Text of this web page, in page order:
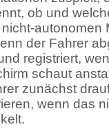
ob und
autonomen
der Fahrer
registriert,
schaut
zunächst
wenn das